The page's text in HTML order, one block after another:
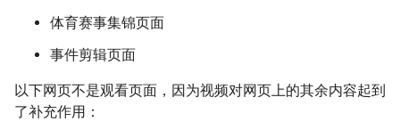
体育赛事集锦页面
事件剪辑页面
以下网页不是观看页面，因为视频对网页上的其余内容起到
了补充作用：